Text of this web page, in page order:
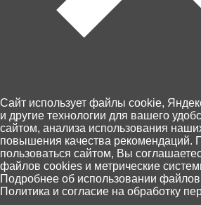
150 ₽ В
Забрать сегодня!
В наличии в 29 магазинах
Главная Каталог Корзина
0
Cайт использует файлы cookie,
и другие технологии для вашего
сайтом, анализа использования
повышения качества рекомендаций.
пользоваться сайтом, Вы
файлов cookies и метрические
Подробнее об использовании
Политика и согласие на обработку